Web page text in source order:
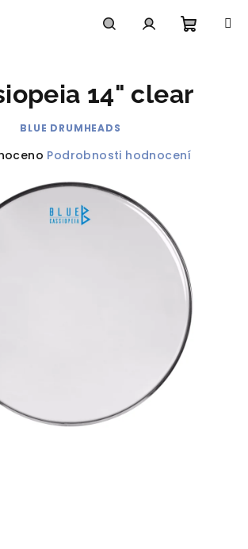
košík
14" clear
BLUE DRUMHEADS
Podrobnosti hodnocení